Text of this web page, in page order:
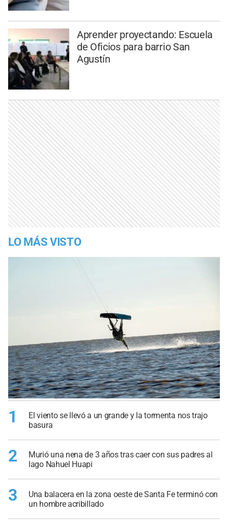
Aprender proyectando: Escuela
de Oficios para barrio San
Agustín
LO MÁS VISTO
1
El viento se llevó a un grande y la tormenta nos trajo
basura
2
Murió una nena de 3 años tras caer con sus padres al
lago Nahuel Huapi
3
Una balacera en la zona oeste de Santa Fe terminó con
un hombre acribillado